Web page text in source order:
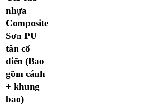
nhựa
Composite
Sơn PU
tân cổ
điển (Bao
gồm cánh
+ khung
bao)